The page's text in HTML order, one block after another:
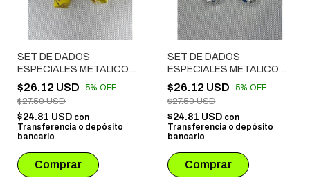
SET DE DADOS
ESPECIALES METALICOS
ROL # 48
$26.12 USD -5% OFF
$27.50 USD
$24.81 USD con
Transferencia o depósito
bancario
SET DE DADOS
ESPECIALES METALICOS
ROL # 47
$26.12 USD -5% OFF
$27.50 USD
$24.81 USD con
Transferencia o depósito
bancario